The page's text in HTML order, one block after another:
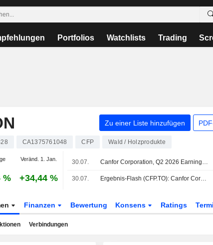
Portfolios Watchlists Trading
Zu einer Liste hinzufügen
CA1375761048 CFP Wald / Holzprodukte
Veränd. 1. Jan.
% +34,44 %
30.07. Canfor Corporation, Q2 2026 Earnings Call, Jul 30, 2026
30.07. Ergebnis-Flash (CFP.TO): Canfor Corporation meldet im Q2 einen Umsatz von 1,53 Mrd. CAD, gegenüber einer FactSet-Schätzung von 1,44 Mrd. CAD
Finanzen Bewertung Konsens Ratings
Verbindungen